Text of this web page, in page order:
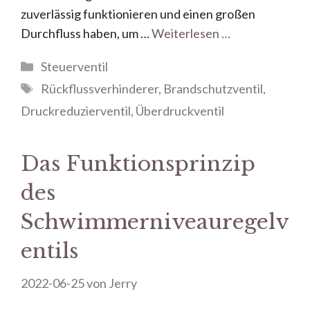
zuverlässig funktionieren und einen großen
Durchfluss haben, um …Weiterlesen …
Steuerventil
Rückflussverhinderer, Brandschutzventil,
Druckreduzierventil, Überdruckventil
Das Funktionsprinzip
des
Schwimmerniveauregelv
entils
2022-06-25von Jerry